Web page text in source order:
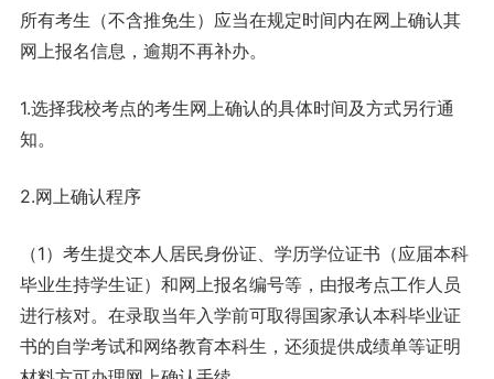
所有考生（不含推免生）应当在规定时间内在网上确认其
网上报名信息，逾期不再补办。
1.选择我校考点的考生网上确认的具体时间及方式另行通
知。
2.网上确认程序
（1）考生提交本人居民身份证、学历学位证书（应届本科
毕业生持学生证）和网上报名编号等，由报考点工作人员
进行核对。在录取当年入学前可取得国家承认本科毕业证
书的自学考试和网络教育本科生，还须提供成绩单等证明